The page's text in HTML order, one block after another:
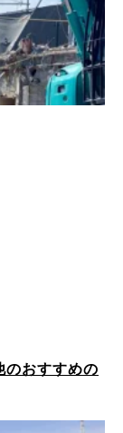
のおすすめの